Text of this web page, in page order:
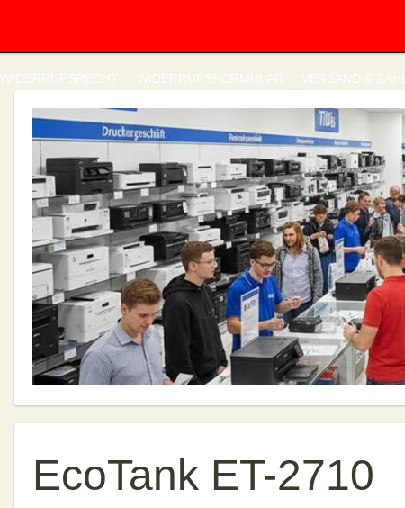
WIDERRUFSRECHT WIDERRUFSFORMULAR VERSAND &
EcoTank ET-2710